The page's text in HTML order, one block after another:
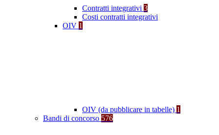
Contratti integrativi 3
Costi contratti integrativi
OIV 1
OIV (da pubblicare in tabelle) 1
Bandi di concorso 576